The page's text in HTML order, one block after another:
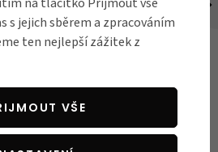
DO MĚSTA
6 tipů na účinnou
krádeží
Průměrné ceny kola a rostoucí
zájem Čechů o cyklistiku jsou
s jejich sběrem a zpracováním
ten nejlepší zážitek z
VŠE